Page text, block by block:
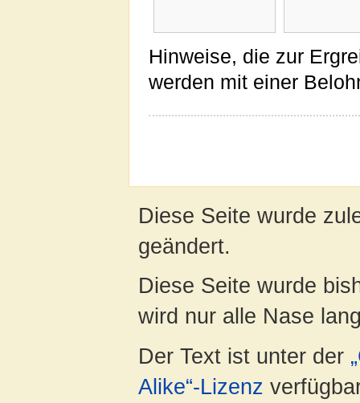
Hinweise, die zur
werden mit einer
Diese Seite wurde
geändert.
Diese Seite wurde
wird nur alle Nase
Der Text ist unter der
Alike“-Lizenz